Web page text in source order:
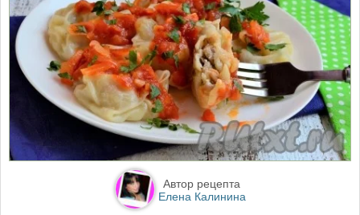
Автор рецепта
Елена Калинина